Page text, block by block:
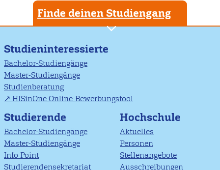
Finde deinen Studiengang
Studieninteressierte
Bachelor-Studiengänge
Master-Studiengänge
Studienberatung
HISinOne Online-Bewerbungstool
Studierende
Bachelor-Studiengänge
Master-Studiengänge
Info Point
Studierendensekretariat
Hochschule
Aktuelles
Personen
Stellenangebote
Ausschreibungen